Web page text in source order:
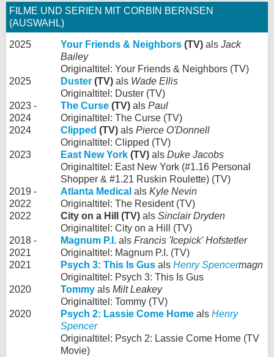
FILME UND SERIEN MIT CORBIN BERNSEN
(AUSWAHL)
2025 Your Friends & Neighbors (TV) als Jack
Bailey
Originaltitel: Your Friends & Neighbors (TV)
2025
Duster (TV) als Wade Ellis
Originaltitel: Duster (TV)
2023 -
2024
The Curse (TV) als Paul
Originaltitel: The Curse (TV)
2024
Clipped (TV) als Pierce O'Donnell
Originaltitel: Clipped (TV)
2023
East New York (TV) als Duke Jacobs
Originaltitel: East New York (#1.16 Personal
Shopper & #1.21 Ruskin Roulette) (TV)
2019 -
2022
Atlanta Medical als Kyle Nevin
Originaltitel: The Resident (TV)
2022
City on a Hill (TV) als Sinclair Dryden
Originaltitel: City on a Hill (TV)
2018 -
2021
Magnum P.I. als Francis 'Icepick' Hofstetler
Originaltitel: Magnum P.I. (TV)
2021
Psych 3: This Is Gus als Henry Spencermagn
Originaltitel: Psych 3: This Is Gus
2020
Tommy als Milt Leakey
Originaltitel: Tommy (TV)
2020
Psych 2: Lassie Come Home als Henry
Spencer
Originaltitel: Psych 2: Lassie Come Home (TV
Movie)